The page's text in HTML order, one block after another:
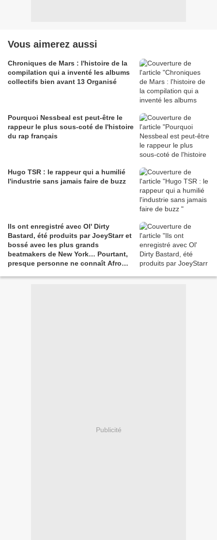
Vous aimerez aussi
Chroniques de Mars : l'histoire de la
compilation qui a inventé les albums
collectifs bien avant 13 Organisé
Pourquoi Nessbeal est peut-être le
rappeur le plus sous-coté de l'histoire
du rap français
Hugo TSR : le rappeur qui a humilié
l'industrie sans jamais faire de buzz
Ils ont enregistré avec Ol' Dirty
Bastard, été produits par JoeyStarr et
bossé avec les plus grands
beatmakers de New York… Pourtant,
presque personne ne connaît Afro
Publicité